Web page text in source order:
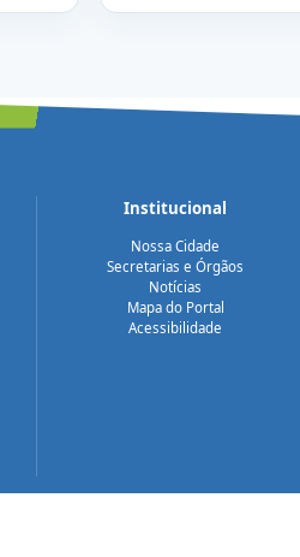
Institucional
Nossa Cidade
Secretarias e Órgãos
Notícias
Mapa do Portal
Acessibilidade